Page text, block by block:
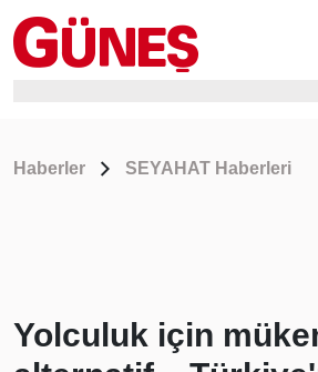
Haberler SEYAHAT Haberleri
Yolculuk için